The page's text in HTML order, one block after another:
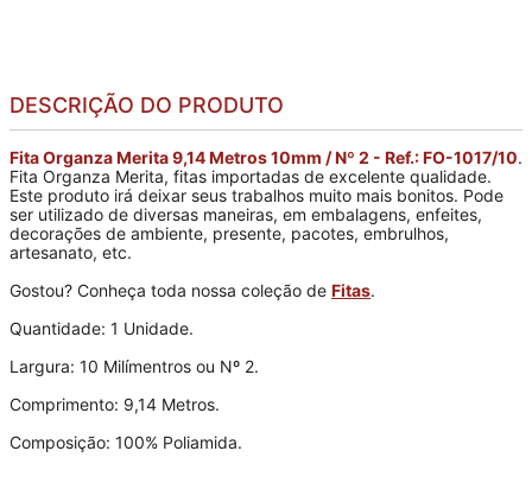
DESCRIÇÃO DO PRODUTO
Fita Organza Merita 9,14 Metros 10mm / Nº 2 - Ref.: FO-1017/10.
Fita Organza Merita, fitas importadas de excelente qualidade.
Este produto irá deixar seus trabalhos muito mais bonitos. Pode
ser utilizado de diversas maneiras, em embalagens, enfeites,
decorações de ambiente, presente, pacotes, embrulhos,
artesanato, etc.
Gostou? Conheça toda nossa coleção de Fitas.
Quantidade: 1 Unidade.
Largura: 10 Milímentros ou Nº 2.
Comprimento: 9,14 Metros.
Composição: 100% Poliamida.